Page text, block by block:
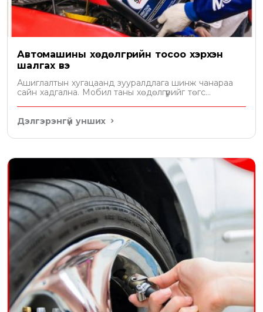
Автомашины хөдөлгүүрийн тосоо хэрхэн
шалгах вэ
Ашиглалтын хугацаанд зууралдлага шинж чанараа
сайн хадгална. Мобил таны хөдөлгүүрийг төгс
Дэлгэрэнгүй унших